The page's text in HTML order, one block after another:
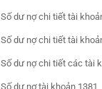
Số dư nợ chi tiết tài
Số dư nợ chi tiết tài
Số dư nợ chi tiết các tài
Số dư nợ tài khoản 1381